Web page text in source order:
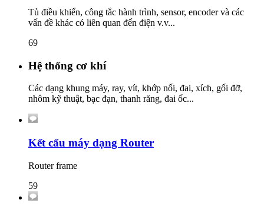
Tủ điều khiển, công tắc hành trình, sensor, encoder và các
vấn đề khác có liên quan đến điện v.v...
69
Hệ thống cơ khí
Các dạng khung máy, ray, vít, khớp nối, đai, xích, gối đỡ,
nhôm kỹ thuật, bạc đạn, thanh răng, đai ốc...
Kết cấu máy dạng Router
Router frame
59